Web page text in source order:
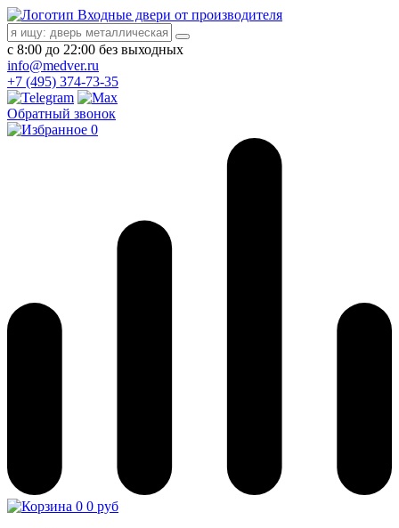
Входные двери от производителя
с 8:00 до 22:00 без выходных
info@medver.ru
+7 (495) 374-73-35
Обратный звонок
0
0 0 руб